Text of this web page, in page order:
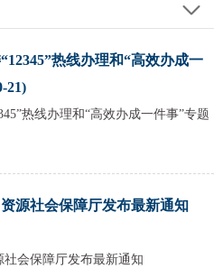
热线办理和“高效办成一
21)
热线办理和“高效办成一件事”专题
源社会保障厅发布最新通知
会保障厅发布最新通知